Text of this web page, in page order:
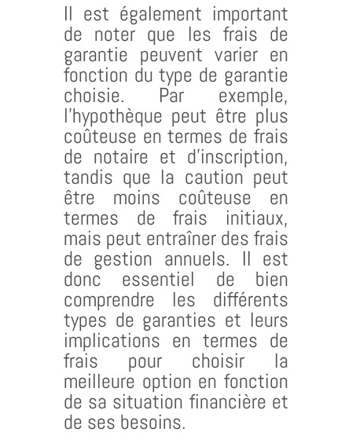
Il est également important
de noter que les frais de
garantie peuvent varier en
fonction du type de garantie
choisie. Par exemple,
l’hypothèque peut être plus
coûteuse en termes de frais
de notaire et d’inscription,
tandis que la caution peut
être moins coûteuse en
termes de frais initiaux,
mais peut entraîner des frais
de gestion annuels. Il est
donc essentiel de bien
comprendre les différents
types de garanties et leurs
implications en termes de
frais pour choisir la
meilleure option en fonction
de sa situation financière et
de ses besoins.